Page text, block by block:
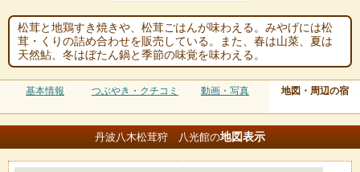
松茸と地鶏すき焼きや、松茸ごはんが味わえる。みやげには松
茸・くりの詰め合わせを販売している。また、春は山菜、夏は
天然鮎、冬はぼたん鍋と季節の味覚を味わえる。
基本情報 つぶやき・クチコミ 動画・写真 地図・周辺の宿
丹波八木松茸狩 八光館の地図表示